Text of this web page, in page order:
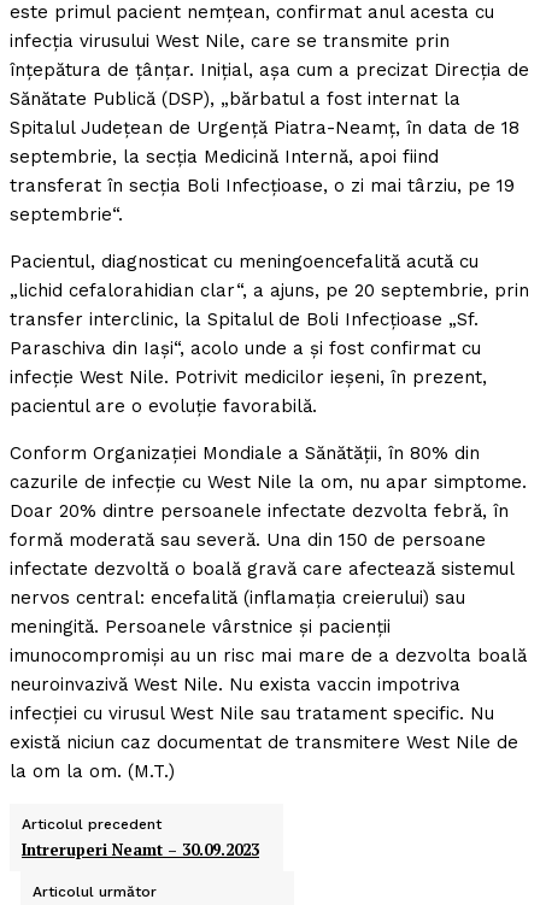
este primul pacient nemţean, confirmat anul acesta cu
infecţia virusului West Nile, care se transmite prin
înţepătura de ţânţar. Iniţial, aşa cum a precizat Direcţia de
Sănătate Publică (DSP), „bărbatul a fost internat la
Spitalul Judeţean de Urgenţă Piatra-Neamţ, în data de 18
septembrie, la secţia Medicină Internă, apoi fiind
transferat în secţia Boli Infecţioase, o zi mai târziu, pe 19
septembrie“.
Pacientul, diagnosticat cu meningoencefalită acută cu
„lichid cefalorahidian clar“, a ajuns, pe 20 septembrie, prin
transfer interclinic, la Spitalul de Boli Infecţioase „Sf.
Paraschiva din Iaşi“, acolo unde a şi fost confirmat cu
infecţie West Nile. Potrivit medicilor ieşeni, în prezent,
pacientul are o evoluţie favorabilă.
Conform Organizaţiei Mondiale a Sănătăţii, în 80% din
cazurile de infecţie cu West Nile la om, nu apar simptome.
Doar 20% dintre persoanele infectate dezvolta febră, în
formă moderată sau severă. Una din 150 de persoane
infectate dezvoltă o boală gravă care afectează sistemul
nervos central: encefalită (inflamaţia creierului) sau
meningită. Persoanele vârstnice şi pacienţii
imunocompromişi au un risc mai mare de a dezvolta boală
neuroinvazivă West Nile. Nu exista vaccin impotriva
infecţiei cu virusul West Nile sau tratament specific. Nu
există niciun caz documentat de transmitere West Nile de
la om la om. (M.T.)
Articolul precedent
Intreruperi Neamt – 30.09.2023
Articolul următor